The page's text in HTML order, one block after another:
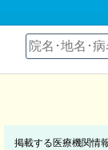
掲載する医療機関情